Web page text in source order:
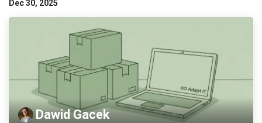
Dec 30, 2025
Dawid Gacek